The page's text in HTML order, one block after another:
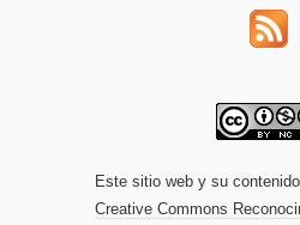
Este sitio web y su
Creative Commons